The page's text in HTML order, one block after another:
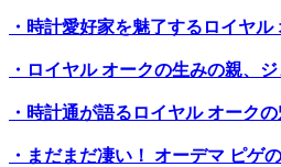
・時計愛好家を魅了するロイヤ
・ロイヤル オークの生みの親、
・時計通が語るロイヤル オーク
・まだまだ凄い！ オーデマ ピゲ